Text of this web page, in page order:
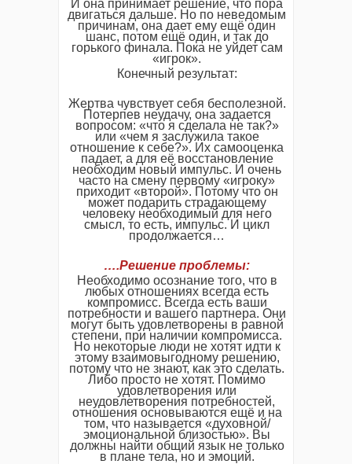
И она принимает решение, что пора
двигаться дальше. Но по неведомым
причинам, она дает ему ещё один
шанс, потом ещё один, и так до
горького финала. Пока не уйдет сам
«игрок».
Конечный результат:
Жертва чувствует себя бесполезной.
Потерпев неудачу, она задается
вопросом: «что я сделала не так?»
или «чем я заслужила такое
отношение к себе?». Их самооценка
падает, а для её восстановление
необходим новый импульс. И очень
часто на смену первому «игроку»
приходит «второй». Потому что он
может подарить страдающему
человеку необходимый для него
смысл, то есть, импульс. И цикл
продолжается…
….Решение проблемы:
Необходимо осознание того, что в
любых отношениях всегда есть
компромисс. Всегда есть ваши
потребности и вашего партнера. Они
могут быть удовлетворены в равной
степени, при наличии компромисса.
Но некоторые люди не хотят идти к
этому взаимовыгодному решению,
потому что не знают, как это сделать.
Либо просто не хотят. Помимо
удовлетворения или
неудовлетворения потребностей,
отношения основываются ещё и на
том, что называется «духовной/
эмоциональной близостью». Вы
должны найти общий язык не только
в плане тела, но и эмоций.